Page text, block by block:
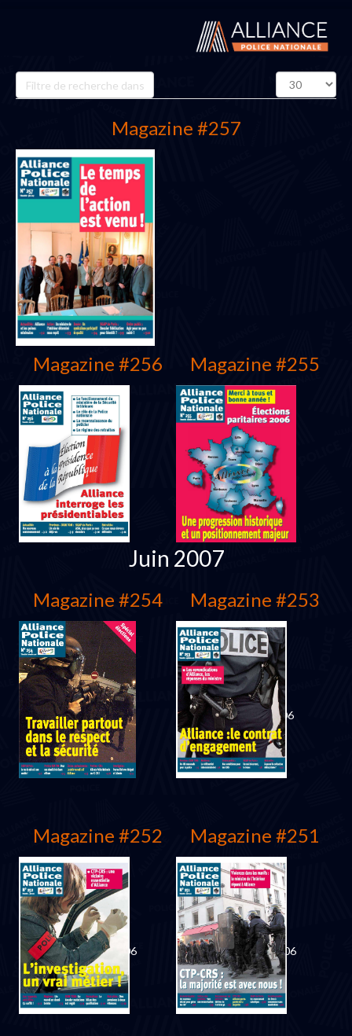
Champ
de
Affichage
#
Magazine #257
Juin 2007
Magazine #256
Mars 2007
Magazine #255
Décembre 2006
Magazine #254
Novembre 2006
Magazine #253
Septembre 2006
Magazine #252 Magazine #251